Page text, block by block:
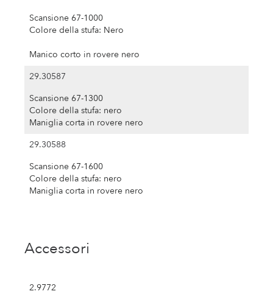
Scansione 67-1000
Colore della stufa: Nero
Manico corto in rovere nero
29.30587
Scansione 67-1300
Colore della stufa: nero
Maniglia corta in rovere nero
29.30588
Scansione 67-1600
Colore della stufa: nero
Maniglia corta in rovere nero
Accessori
2.9772